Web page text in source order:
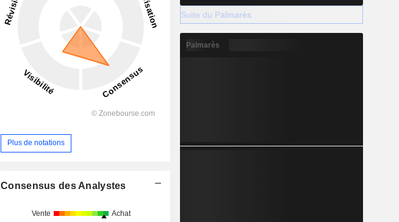
Plus de notations
Consensus des Analystes
Vente Achat
Suite du Palmarès
Palmarès